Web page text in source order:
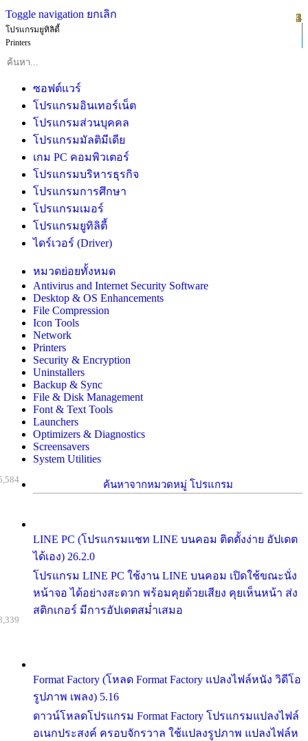
Toggle navigation ยกเลิก
โปรแกรมยูทิลิตี้
Printers
ซอฟต์แวร์
โปรแกรมอินเทอร์เน็ต
โปรแกรมส่วนบุคคล
โปรแกรมมัลติมีเดีย
เกม PC คอมพิวเตอร์
โปรแกรมบริหารธุรกิจ
โปรแกรมการศึกษา
โปรแกรมเมอร์
โปรแกรมยูทิลิตี้
ไดร์เวอร์ (Driver)
หมวดย่อยทั้งหมด
Antivirus and Internet Security Software
Desktop & OS Enhancements
File Compression
Icon Tools
Network
Printers
Security & Encryption
Uninstallers
Backup & Sync
File & Disk Management
Font & Text Tools
Launchers
Optimizers & Diagnostics
Screensavers
System Utilities
ค้นหาจากหมวดหมู่ โปรแกรม
LINE PC (โปรแกรมแชท LINE บนคอม ติดตั้งง่าย อัปเดต
ได้เอง) 26.2.0
โปรแกรม LINE PC ใช้งาน LINE บนคอม เปิดใช้ขณะนั่ง
หน้าจอ ได้อย่างสะดวก พร้อมคุยด้วยเสียง คุยเห็นหน้า ส่ง
สติกเกอร์ มีการอัปเดตสม่ำเสมอ
Format Factory (โหลด Format Factory แปลงไฟล์หนัง วิดีโอ
รูปภาพ เพลง) 5.16
ดาวน์โหลดโปรแกรม Format Factory โปรแกรมแปลงไฟล์
อเนกประสงค์ ครอบจักรวาล ใช้แปลงรูปภาพ แปลงไฟล์ห
1
2
3
4
5